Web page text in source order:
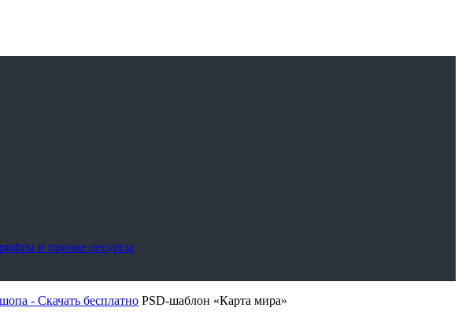
и прочие ресурсы
- Скачать бесплатно PSD-шаблон «Карта мира»